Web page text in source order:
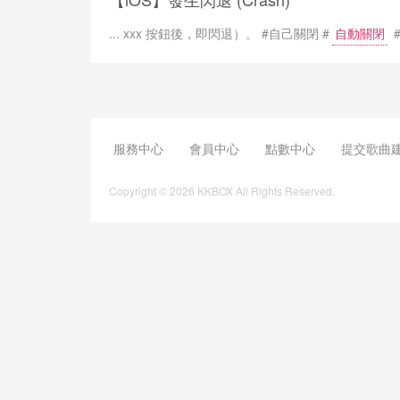
... xxx 按鈕後，即閃退）。 #自己關閉 # 自動關閉
服務中心 會員中心 點數中心 提交歌曲
Copyright © 2026 KKBOX All Rights Reserved.